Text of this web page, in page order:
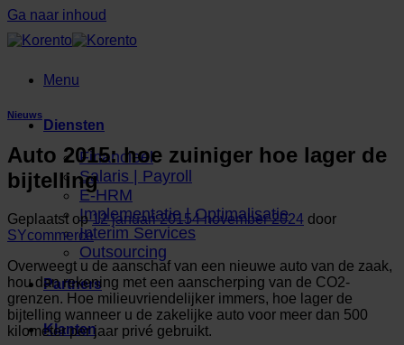
Ga naar inhoud
Menu
Diensten
Financieel
Salaris | Payroll
E-HRM
Implementatie | Optimalisatie
Interim Services
Outsourcing
Partners
Klanten
Nieuws
Auto 2015: hoe zuiniger hoe lager de
bijtelling
Geplaatst op12 januari 20154 november 2024 door
SYcommerce
Overweegt u de aanschaf van een nieuwe auto van de zaak,
hou dan rekening met een aanscherping van de CO2-
grenzen. Hoe milieuvriendelijker immers, hoe lager de
bijtelling wanneer u de zakelijke auto voor meer dan 500
kilometer per jaar privé gebruikt.